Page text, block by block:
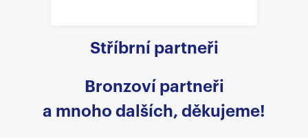
Stříbrní partneři
Bronzoví partneři
a mnoho dalších, děkujeme!